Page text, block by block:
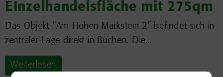
EInzelhandelsfläche mit 275qm
Das Objekt "Am Hohen Markstein 2" befindet sich in
zentraler Lage direkt in Buchen. Die...
Weiterlesen